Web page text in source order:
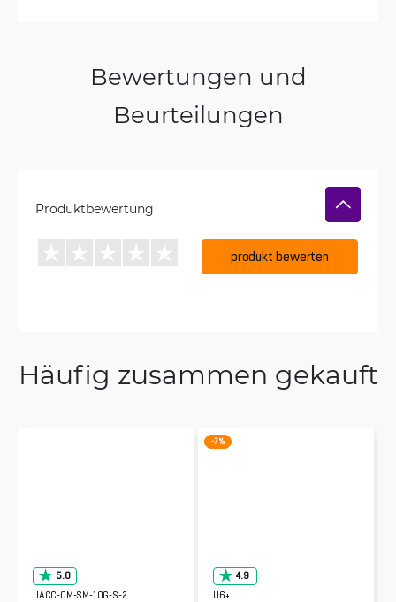
Bewertungen und
Beurteilungen
Produktbewertung
produkt bewerten
Häufig zusammen gekauft
5.0
UACC-OM-SM-10G-S-2
-7 %
4.9
U6+